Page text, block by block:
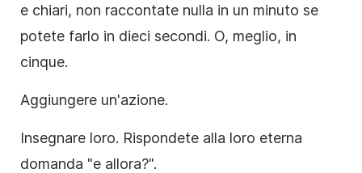
e chiari, non raccontate nulla in un minuto se
potete farlo in dieci secondi. O, meglio, in
cinque.
Aggiungere un'azione.
Insegnare loro. Rispondete alla loro eterna
domanda "e allora?".